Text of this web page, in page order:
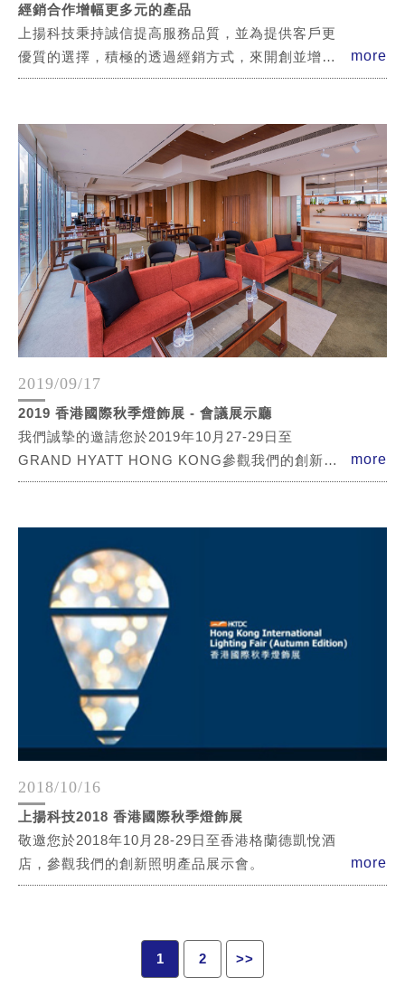
經銷合作增幅更多元的產品
上揚科技秉持誠信提高服務品質，並為提供客戶更
優質的選擇，積極的透過經銷方式，來開創並增寬
更多元化的產品線。
more
2019/09/17
2019 香港國際秋季燈飾展 - 會議展示廳
我們誠摯的邀請您於2019年10月27-29日至
GRAND HYATT HONG KONG參觀我們的創新照
明產品展示。
more
2018/10/16
上揚科技2018 香港國際秋季燈飾展
敬邀您於2018年10月28-29日至香港格蘭德凱悅酒
店，參觀我們的創新照明產品展示會。
more
1 2 >>